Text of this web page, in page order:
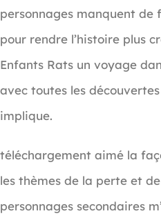
personnages manquent
pour rendre l’histoire plus
Enfants Rats un voyage
avec toutes les
implique.
téléchargement aimé la
les thèmes de la perte et
personnages secondaires